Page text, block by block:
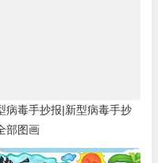
病毒手抄报|新型病毒手抄
部图画